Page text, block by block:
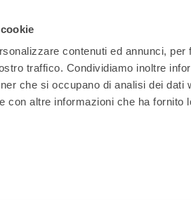
contenuti ed annunci, per
traffico. Condividiamo inoltre
che si occupano di analisi dei dati
con altre informazioni che ha fornito
INDUSTRIAL